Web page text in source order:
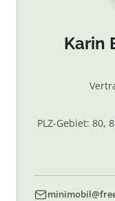
Karin
PLZ-Gebiet: 80,